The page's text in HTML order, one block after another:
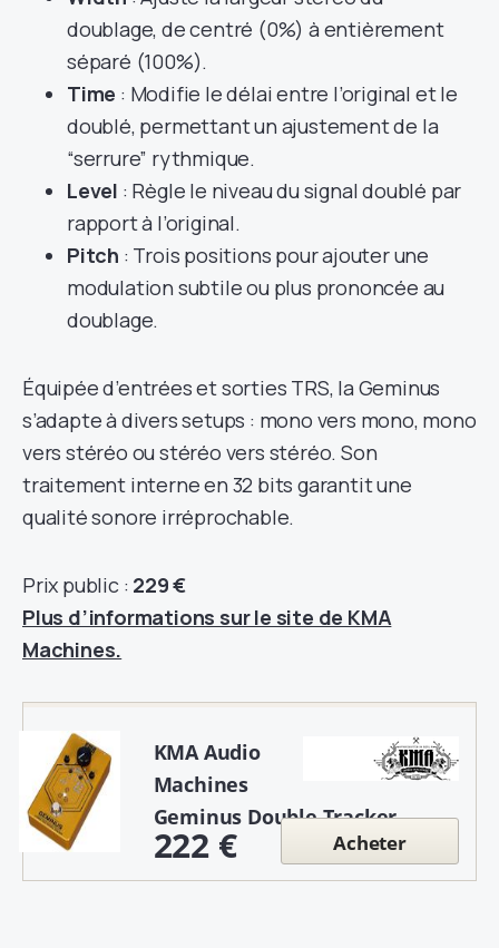
doublage, de centré (0%) à entièrement
séparé (100%).
Time : Modifie le délai entre l’original et le
doublé, permettant un ajustement de la
“serrure” rythmique.
Level : Règle le niveau du signal doublé par
rapport à l’original.
Pitch : Trois positions pour ajouter une
modulation subtile ou plus prononcée au
doublage.
Équipée d’entrées et sorties TRS, la Geminus
s’adapte à divers setups : mono vers mono, mono
vers stéréo ou stéréo vers stéréo. Son
traitement interne en 32 bits garantit une
qualité sonore irréprochable.
Prix public : 229 €
Plus d’informations sur le site de KMA
Machines.
KMA Audio
Machines
Geminus Double Tracker
222 € Acheter